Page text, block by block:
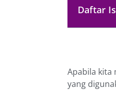
Daftar
Apabila kita
yang